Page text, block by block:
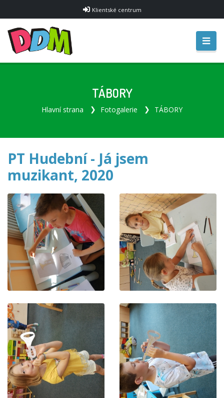
Klientské centrum
TÁBORY
Hlavní strana Fotogalerie TÁBORY
PT Hudební - Já jsem
muzikant, 2020